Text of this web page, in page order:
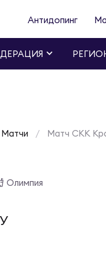
Антидопинг
Матчи Матч СКК
Олимпия